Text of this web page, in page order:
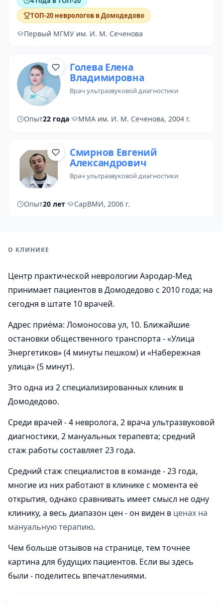
ТОП-20 неврологов в Домодедово
Первый МГМУ им. И. М. Сеченова
Голева Елена
Владимировна
врач ультразвуковой диагностики
Опыт22 года· ММА им. И. М. Сеченова, 2004 г.
Смирнов Евгений
Александрович
врач ультразвуковой диагностики
Опыт20 лет· СарВМИ, 2006 г.
О КЛИНИКЕ
Центр практической неврологии Аэродар-Мед
принимает пациентов в Домодедово с 2010 года; на
сегодня в штате 10 врачей.
Адрес приёма: Ломоносова ул, 10. Ближайшие
остановки общественного транспорта - «Улица
Энергетиков» (4 минуты пешком) и «Набережная
улица» (5 минут).
Это одна из 2 специализированных клиник в
Домодедово.
Среди врачей - 4 невролога, 2 врача ультразвуковой
диагностики, 2 мануальных терапевта; средний
стаж работы составляет 23 года.
Средний стаж специалистов в команде - 23 года,
многие из них работают в клинике с момента её
открытия, однако сравнивать имеет смысл не одну
клинику, а весь диапазон цен - он виден в ценах на
мануальную терапию.
Чем больше отзывов на странице, тем точнее
картина для будущих пациентов. Если вы здесь
были - поделитесь впечатлениями.